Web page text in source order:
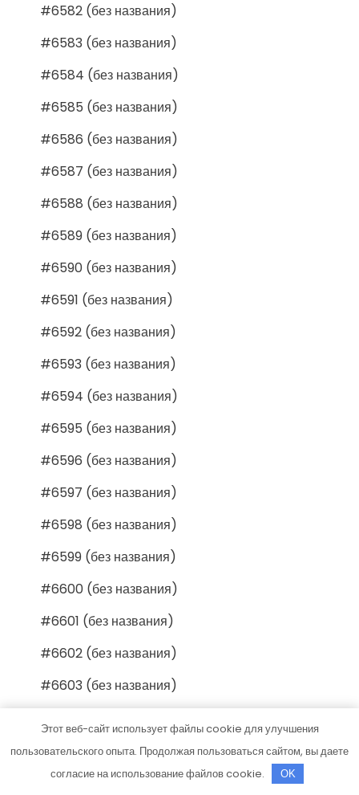
#6582 (без названия)
#6583 (без названия)
#6584 (без названия)
#6585 (без названия)
#6586 (без названия)
#6587 (без названия)
#6588 (без названия)
#6589 (без названия)
#6590 (без названия)
#6591 (без названия)
#6592 (без названия)
#6593 (без названия)
#6594 (без названия)
#6595 (без названия)
#6596 (без названия)
#6597 (без названия)
#6598 (без названия)
#6599 (без названия)
#6600 (без названия)
#6601 (без названия)
#6602 (без названия)
#6603 (без названия)
#6605 (без названия)
#6606 (без названия)
Этот веб-сайт использует файлы cookie для улучшения
пользовательского опыта. Продолжая пользоваться сайтом, вы даете
согласие на использование файлов cookie.
OK